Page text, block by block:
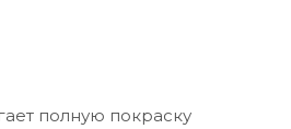
полную покраску